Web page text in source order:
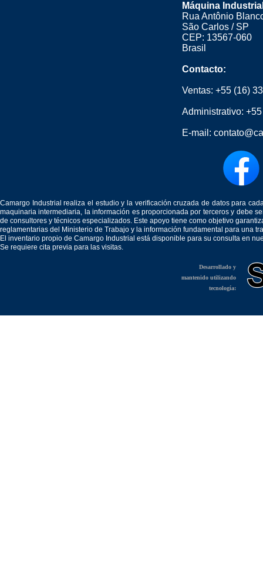
Máquina
Rua Antônio
São Carlos / SP
CEP: 13567-060
Brasil
Contacto:
Ventas: +55 (16)
Administrativo:
E-mail:
Camargo Industrial realiza el estudio y la verificación cruzada de datos para
maquinaria intermediaria, la información es proporcionada por terceros y debe
de consultores y técnicos especializados. Este apoyo tiene como objetivo
reglamentarias del Ministerio de Trabajo y la información fundamental para una
El inventario propio de Camargo Industrial está disponible para su consulta en
Se requiere cita previa para las visitas.
Desarrollado y
mantenido utilizando
tecnología: